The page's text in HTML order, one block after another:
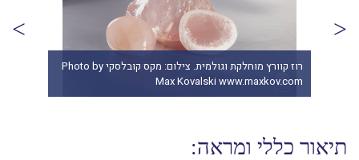
שן בודדת וחלוקים של סיטרין מחוממים. צילום: מקס
קובלסקי Photo by Max Kovalski www.maxkov.com
תיאור כללי ומראה: